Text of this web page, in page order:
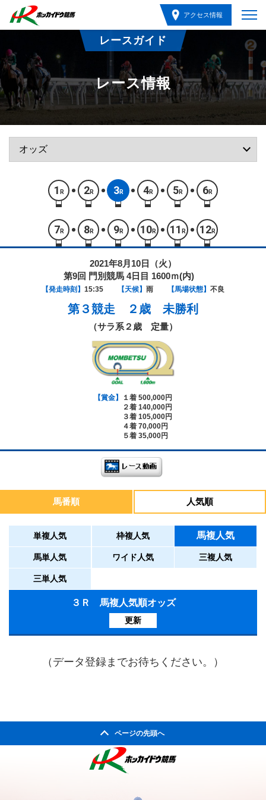
アクセス情報
レースガイド
レース情報
1 R 2R 3R 4R 5R 6R
7 R 8R 9R 10R 11 R 12R
2021年8月10日（火）
第9回 門別競馬 4日目 1600ｍ(内)
【発走時刻】 15:35 【天候】 雨 【馬場状態】 不良
第３競走 ２歳 未勝利
（サラ系２歳 定量）
【賞金】
１着 500,000円
２着 140,000円
３着 105,000円
４着 70,000円
５着 35,000円
馬番順 人気順
単複人気 枠複人気 馬複人気
馬単人気 ワイド人気 三複人気
三単人気
３Ｒ 馬複人気順オッズ
更新
（データ登録までお待ちください。）
ページの先頭へ